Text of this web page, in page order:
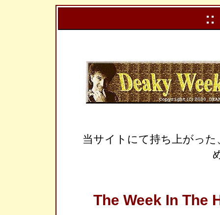
::
当サイトにて持ち上がっ
The Week In The